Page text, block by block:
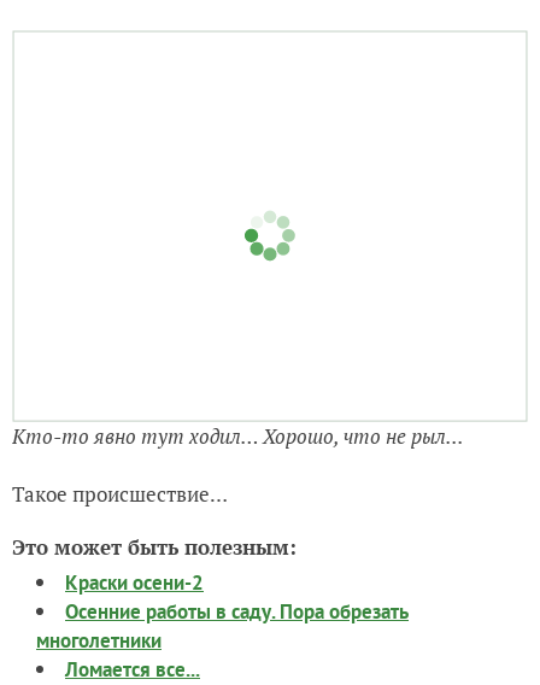
Кто-то явно тут ходил… Хорошо, что не рыл...
Такое происшествие…
Это может быть полезным:
Краски осени-2
Осенние работы в саду. Пора обрезать
многолетники
Ломается все...